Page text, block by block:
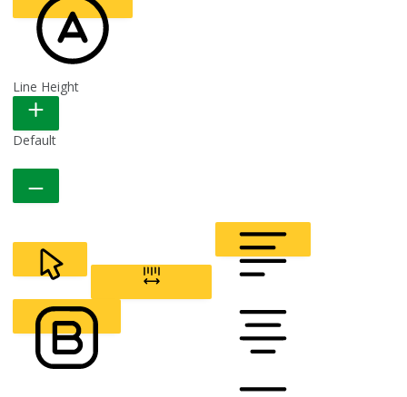
READABLE FONT
Line Height
Default
CURSOR